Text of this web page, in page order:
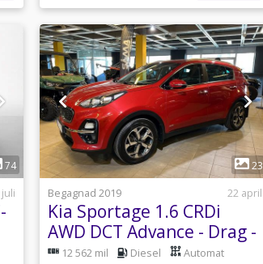
74
juli
1
23
Begagnad 2019
22 april
Kia Sportage 1.6 CRDi
AWD DCT Advance - Drag -
Kamera - Motorvärmare
12 562 mil Diesel Automat